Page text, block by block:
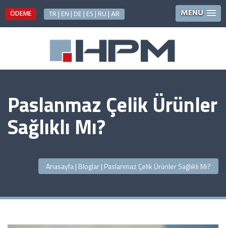
MENU
ÖDEME TR | EN | DE | ES | RU |AR
Paslanmaz Çelik Ürünler
Sağlıklı Mı?
Anasayfa| Bloglar| Paslanmaz Çelik Ürünler Sağlıklı Mı?